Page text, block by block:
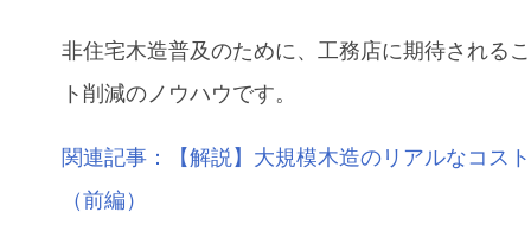
非住宅木造普及のために、工務店に期待される
ト削減のノウハウです。
関連記事：【解説】大規模木造のリアルなコス
（前編）